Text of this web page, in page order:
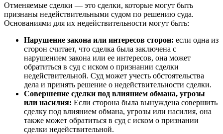
Отменяемые сделки — это сделки, которые могут быть
признаны недействительными судом по решению суда.
Основаниями для их недействительности могут быть:
Нарушение закона или интересов сторон: если одна из
сторон считает, что сделка была заключена с
нарушением закона или ее интересов, она может
обратиться в суд с иском о признании сделки
недействительной. Суд может учесть обстоятельства
дела и принять решение о недействительности сделки.
Совершение сделки под влиянием обмана, угрозы
или насилия: Если сторона была вынуждена совершить
сделку под влиянием обмана, угрозы или насилия, она
также может обратиться в суд с иском о признании
сделки недействительной.